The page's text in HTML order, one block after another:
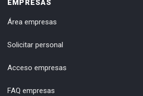
EMPRESAS
Área empresas
Solicitar personal
Acceso empresas
FAQ empresas